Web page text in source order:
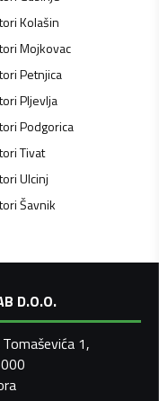
Kolašin
Mojkovac
Petnjica
Pljevlja
Podgorica
Tivat
Ulcinj
Šavnik
D.O.O.
1,